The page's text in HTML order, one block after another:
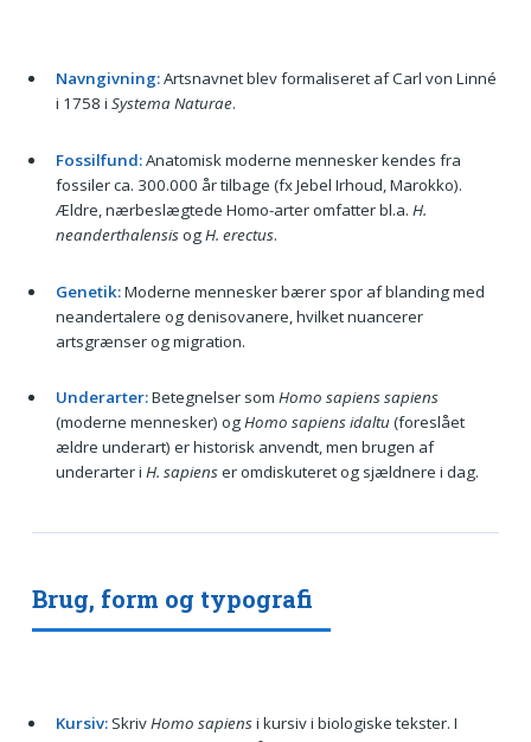
Navngivning:Artsnavnet blev formaliseret af Carl von Linné
i 1758 i Systema Naturae.
Fossilfund:Anatomisk moderne mennesker kendes fra
fossiler ca. 300.000 år tilbage (fx Jebel Irhoud, Marokko).
Ældre, nærbeslægtede Homo-arter omfatter bl.a. H.
neanderthalensisogH. erectus.
Genetik:Moderne mennesker bærer spor af blanding med
neandertalere og denisovanere, hvilket nuancerer
artsgrænser og migration.
Underarter:Betegnelser som Homo sapiens sapiens
(moderne mennesker) ogHomo sapiens idaltu(foreslået
ældre underart) er historisk anvendt, men brugen af
underarter i H. sapienser omdiskuteret og sjældnere i dag.
Brug, form og typografi
Kursiv:SkrivHomo sapiensi kursiv i biologiske tekster. I